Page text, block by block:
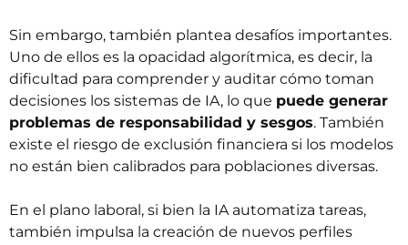
Sin embargo, también plantea desafíos importantes.
Uno de ellos es la opacidad algorítmica, es decir, la
dificultad para comprender y auditar cómo toman
decisiones los sistemas de IA, lo que puede generar
problemas de responsabilidad y sesgos. También
existe el riesgo de exclusión financiera si los modelos
no están bien calibrados para poblaciones diversas.
En el plano laboral, si bien la IA automatiza tareas,
también impulsa la creación de nuevos perfiles